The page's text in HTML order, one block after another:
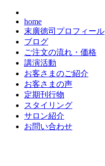
home
末廣徳司プロフィール
ブログ
ご注文の流れ・価格
講演活動
お客さまのご紹介
お客さまの声
定期刊行物
スタイリング
サロン紹介
お問い合わせ